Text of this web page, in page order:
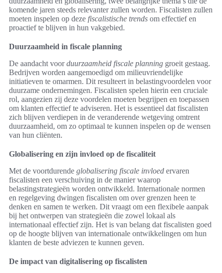
komende jaren steeds relevanter zullen worden. Fiscalisten zullen
moeten inspelen op deze fiscalistische trends om effectief en
proactief te blijven in hun vakgebied.
Duurzaamheid in fiscale planning
De aandacht voorduurzaamheid fiscale planning groeit gestaag.
Bedrijven worden aangemoedigd om milieuvriendelijke
initiatieven te omarmen. Dit resulteert in belastingvoordelen voor
duurzame ondernemingen. Fiscalisten spelen hierin een cruciale
rol, aangezien zij deze voordelen moeten begrijpen en toepassen
om klanten effectief te adviseren. Het is essentieel dat fiscalisten
zich blijven verdiepen in de veranderende wetgeving omtrent
duurzaamheid, om zo optimaal te kunnen inspelen op de wensen
van hun cliënten.
Globalisering en zijn invloed op de fiscaliteit
Met de voortdurende globalisering fiscale invloed ervaren
fiscalisten een verschuiving in de manier waarop
belastingstrategieën worden ontwikkeld. Internationale normen
en regelgeving dwingen fiscalisten om over grenzen heen te
denken en samen te werken. Dit vraagt om een flexibele aanpak
bij het ontwerpen van strategieën die zowel lokaal als
internationaal effectief zijn. Het is van belang dat fiscalisten goed
op de hoogte blijven van internationale ontwikkelingen om hun
klanten de beste adviezen te kunnen geven.
De impact van digitalisering op fiscalisten